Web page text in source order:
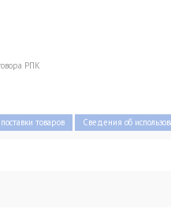
РПК
товаров
Сведения об